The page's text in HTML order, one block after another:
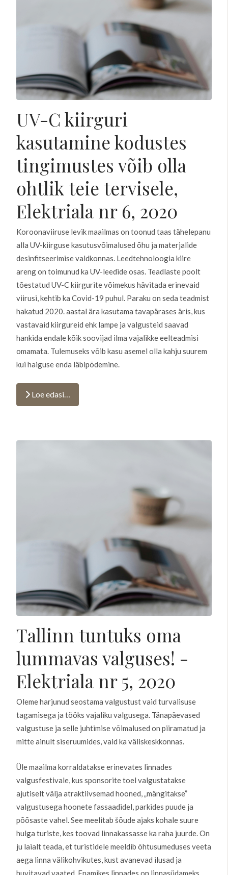
UV-C kiirguri
kasutamine kodustes
tingimustes võib olla
ohtlik teie tervisele,
Elektriala nr 6, 2020
Koroonaviiruse levik maailmas on toonud taas tähelepanu
alla UV-kiirguse kasutusvõimalused õhu ja materjalide
desinfitseerimise valdkonnas. Leedtehnoloogia kiire
areng on toimunud ka UV-leedide osas. Teadlaste poolt
tõestatud UV-C kiirgurite võimekus hävitada erinevaid
viirusi, kehtib ka Covid-19 puhul. Paraku on seda teadmist
hakatud 2020. aastal ära kasutama tavapärases äris, kus
vastavaid kiirgureid ehk lampe ja valgusteid saavad
hankida endale kõik soovijad ilma vajalikke eelteadmisi
omamata. Tulemuseks võib kasu asemel olla kahju suurem
kui haiguse enda läbipõdemine.
Loe edasi…
Tallinn tuntuks oma
lummavas valguses! -
Elektriala nr 5, 2020
Oleme harjunud seostama valgustust vaid turvalisuse
tagamisega ja tööks vajaliku valgusega. Tänapäevased
valgustuse ja selle juhtimise võimalused on piiramatud ja
mitte ainult siseruumides, vaid ka väliskeskkonnas.
Üle maailma korraldatakse erinevates linnades
valgusfestivale, kus sponsorite toel valgustatakse
ajutiselt välja atraktiivsemad hooned, „mängitakse”
valgustusega hoonete fassaadidel, parkides puude ja
põõsaste vahel. See meelitab šõude ajaks kohale suure
hulga turiste, kes toovad linnakassasse ka raha juurde. On
ju laialt teada, et turistidele meeldib õhtusumeduses veeta
aega linna välikohvikutes, kust avanevad ilusad ja
huvitavad vaated. Enamikes linnades on linnasüdameks